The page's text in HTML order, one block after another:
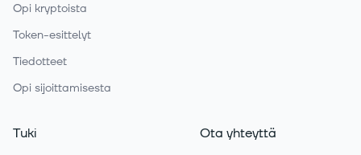
Opi kryptoista
Token-esittelyt
Tiedotteet
Opi sijoittamisesta
Tuki Ota yhteyttä